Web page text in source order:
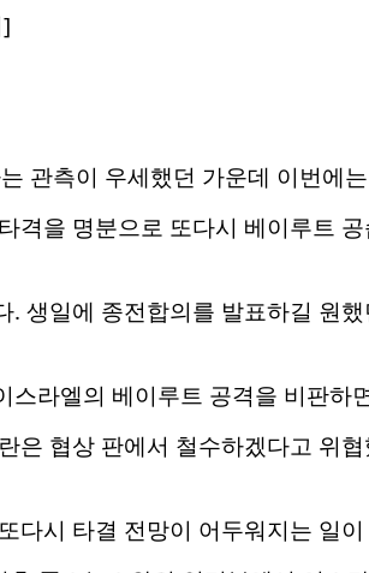
관측이 우세했던 가운데 이번에
격을 명분으로 또다시 베이루트
. 생일에 종전합의를 발표하길 원
스라엘의 베이루트 공격을 비판하
은 협상 판에서 철수하겠다고 위
다시 타결 전망이 어두워지는 일